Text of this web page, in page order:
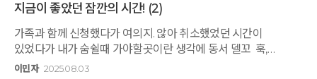
지금이 좋았던 잠깐의 시간! (2)
가족과 함께 신청했다가 여의지. 않아 취소했었던 시간이
있었다가 내가 숨쉴때 가야할곳이란 생각에 동서 델꼬 훅,
다녀왔어요,깔끔한 숙소와 정갈한 식사가 좋았고요.벼르다간
이민자 2025.08.03